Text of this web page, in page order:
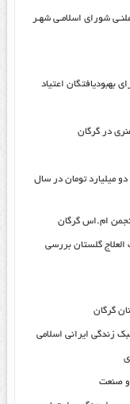
شورای اسلامـی شهـر
بهبودیافتگان اعتیاد
در گرگان
میلیارد تومان در سال
ام.اس گرگان
گلستان بررسی
گرگان
زندگی ایرانی اسلامی
و صنعت